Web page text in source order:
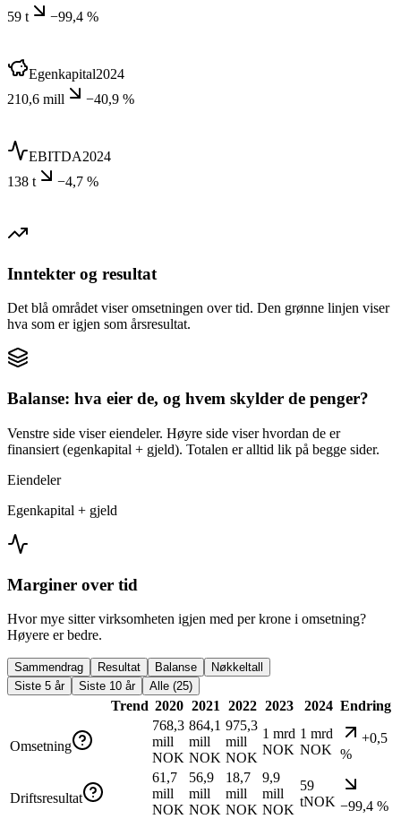
59 t
−99,4 %
Egenkapital2024
210,6 mill
−40,9 %
EBITDA2024
138 t
−4,7 %
Inntekter og resultat
Det blå området viser omsetningen over tid. Den grønne linjen viser
hva som er igjen som årsresultat.
Balanse: hva eier de, og hvem skylder de penger?
Venstre side viser eiendeler. Høyre side viser hvordan de er
finansiert (egenkapital + gjeld). Totalen er alltid lik på begge sider.
Eiendeler
Egenkapital + gjeld
Marginer over tid
Hvor mye sitter virksomheten igjen med per krone i omsetning?
Høyere er bedre.
Sammendrag Resultat Balanse
Nøkkeltall
Siste 5 år
Siste 10 år Alle (25)
Trend 2020 2021 2022 2023 2024 Endring
Omsetning
768,3
mill
NOK
864,1
mill
NOK
975,3
mill
NOK
1 mrd
NOK
1 mrd
NOK
+0,5
%
Driftsresultat
61,7
mill
NOK
56,9
mill
NOK
18,7
mill
NOK
9,9
mill
NOK
59
tNOK −99,4 %